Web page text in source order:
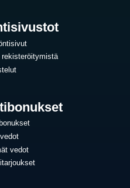
vedot